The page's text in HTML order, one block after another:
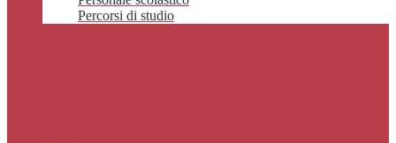
Percorsi di studio